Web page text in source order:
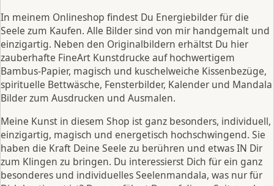
In meinem Onlineshop findest Du Energiebilder für die
Seele zum Kaufen. Alle Bilder sind von mir handgemalt und
einzigartig. Neben den Originalbildern erhältst Du hier
zauberhafte FineArt Kunstdrucke auf hochwertigem
Bambus-Papier, magisch und kuschelweiche Kissenbezüge,
spirituelle Bettwäsche, Fensterbilder, Kalender und Mandala
Bilder zum Ausdrucken und Ausmalen.
Meine Kunst in diesem Shop ist ganz besonders, individuell,
einzigartig, magisch und energetisch hochschwingend. Sie
haben die Kraft Deine Seele zu berühren und etwas IN Dir
zum Klingen zu bringen. Du interessierst Dich für ein ganz
besonderes und individuelles Seelenmandala, was nur für